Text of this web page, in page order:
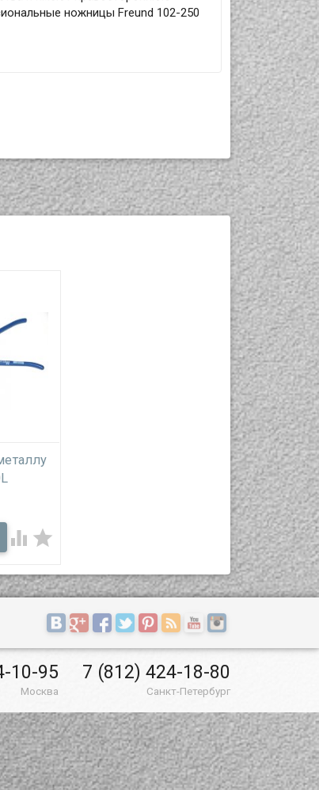
ножницы Freund 102-250
300L
 
10-95
Москва
7 (812) 424-18-80
Санкт-Петербург